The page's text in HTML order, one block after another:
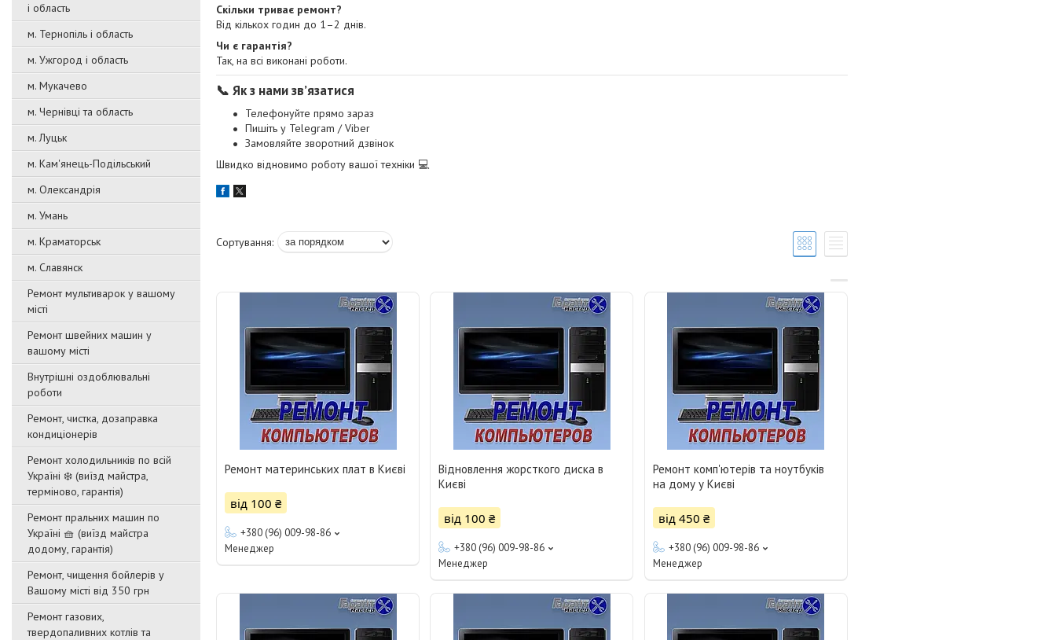
і область
м. Тернопіль і область
м. Ужгород і область
м. Мукачево
м. Чернівці та область
м. Луцьк
м. Кам'янець-Подільський
м. Олександрія
м. Умань
м. Краматорськ
м. Славянск
Ремонт мультиварок у вашому
місті
Ремонт швейних машин у
вашому місті
Внутрішні оздоблювальні
роботи
Ремонт, чистка, дозаправка
кондиціонерів
Ремонт холодильників по всій
Україні ❄️ (виїзд майстра,
терміново, гарантія)
Ремонт пральних машин по
Україні 🧺 (виїзд майстра
додому, гарантія)
Ремонт, чищення бойлерів у
Вашому місті від 350 грн
Ремонт газових,
твердопаливних котлів та
Скільки триває ремонт?
Від кількох годин до 1–2 днів.
Чи є гарантія?
Так, на всі виконані роботи.
📞 Як з нами зв’язатися
Телефонуйте прямо зараз
Пишіть у Telegram / Viber
Замовляйте зворотний дзвінок
Швидко відновимо роботу вашої техніки 💻
Ремонт материнських плат в Києві
від 100 ₴
+380 (96) 009-98-86
Менеджер
Відновлення жорсткого диска в
Києві
від 100 ₴
+380 (96) 009-98-86
Менеджер
Ремонт комп'ютерів та ноутбуків
на дому у Києві
від 450 ₴
+380 (96) 009-98-86
Менеджер